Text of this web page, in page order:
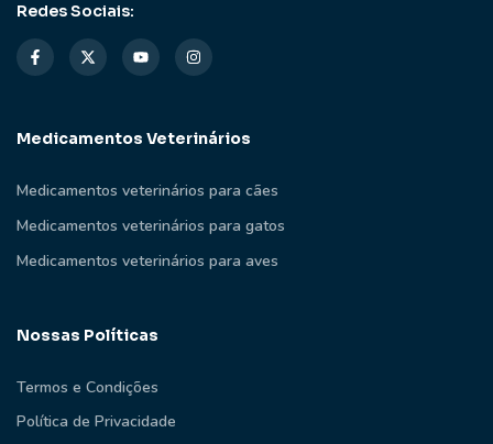
Redes Sociais:
Medicamentos Veterinários
Medicamentos veterinários para cães
Medicamentos veterinários para gatos
Medicamentos veterinários para aves
Nossas Políticas
Termos e Condições
Política de Privacidade